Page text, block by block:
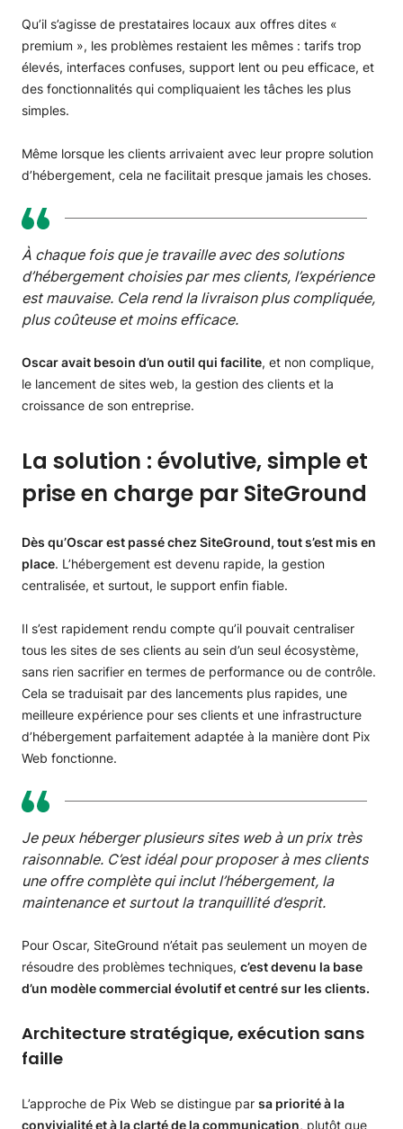
Qu’il s’agisse de prestataires locaux aux offres dites «
premium », les problèmes restaient les mêmes : tarifs trop
élevés, interfaces confuses, support lent ou peu efficace, et
des fonctionnalités qui compliquaient les tâches les plus
simples.
Même lorsque les clients arrivaient avec leur propre solution
d’hébergement, cela ne facilitait presque jamais les choses.
À chaque fois que je travaille avec des solutions
d’hébergement choisies par mes clients, l’expérience
est mauvaise. Cela rend la livraison plus compliquée,
plus coûteuse et moins efficace.
Oscar avait besoin d’un outil qui facilite, et non complique,
le lancement de sites web, la gestion des clients et la
croissance de son entreprise.
La solution : évolutive, simple et
prise en charge par SiteGround
Dès qu’Oscar est passé chez SiteGround, tout s’est mis en
place. L’hébergement est devenu rapide, la gestion
centralisée, et surtout, le support enfin fiable.
Il s’est rapidement rendu compte qu’il pouvait centraliser
tous les sites de ses clients au sein d’un seul écosystème,
sans rien sacrifier en termes de performance ou de contrôle.
Cela se traduisait par des lancements plus rapides, une
meilleure expérience pour ses clients et une infrastructure
d’hébergement parfaitement adaptée à la manière dont Pix
Web fonctionne.
Je peux héberger plusieurs sites web à un prix très
raisonnable. C’est idéal pour proposer à mes clients
une offre complète qui inclut l’hébergement, la
maintenance et surtout la tranquillité d’esprit.
Pour Oscar, SiteGround n’était pas seulement un moyen de
résoudre des problèmes techniques, c’est devenu la base
d’un modèle commercial évolutif et centré sur les clients.
Architecture stratégique, exécution sans
faille
L’approche de Pix Web se distingue par sa priorité à la
convivialité et à la clarté de la communication, plutôt que